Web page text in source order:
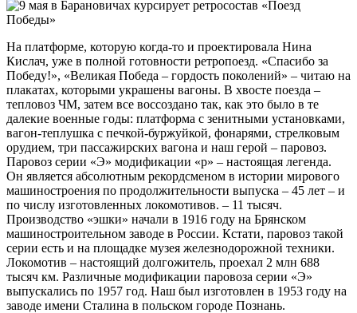
На платформе, которую когда-то и проектировала Нина
Кислач, уже в полной готовности ретропоезд. «Спасибо за
Победу!», «Великая Победа – гордость поколений» – читаю на
плакатах, которыми украшены вагоны. В хвосте поезда –
тепловоз ЧМ, затем все воссоздано так, как это было в те
далекие военные годы: платформа с зенитными установками,
вагон-теплушка с печкой-буржуйкой, фонарями, стрелковым
орудием, три пассажирских вагона и наш герой – паровоз.
Паровоз серии «Э» модификации «р» – настоящая легенда.
Он является абсолютным рекордсменом в истории мирового
машиностроения по продолжительности выпуска – 45 лет – и
по числу изготовленных локомотивов. – 11 тысяч.
Производство «эшки» начали в 1916 году на Брянском
машиностроительном заводе в России. Кстати, паровоз такой
серии есть и на площадке музея железнодорожной техники.
Локомотив – настоящий долгожитель, проехал 2 млн 688
тысяч км. Различные модификации паровоза серии «Э»
выпускались по 1957 год. Наш был изготовлен в 1953 году на
заводе имени Сталина в польском городе Познань.